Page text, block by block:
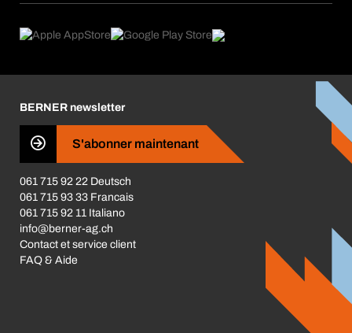
eProcurement
Guides de choix
Ce qui nous motive
Les magasins BERNER
Business Conduct
BERNER newsletter
S'abonner maintenant
061 715 92 22 Deutsch
061 715 93 33 Francais
061 715 92 11 Italiano
info@berner-ag.ch
Contact et service client
FAQ & Aide